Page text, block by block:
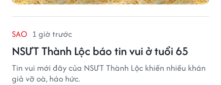
SAO 1 giờ trước
NSƯT Thành Lộc báo tin vui ở tuổi 65
Tin vui mới đây của NSƯT Thành Lộc khiến nhiều khán
giả vỡ oà, háo hức.